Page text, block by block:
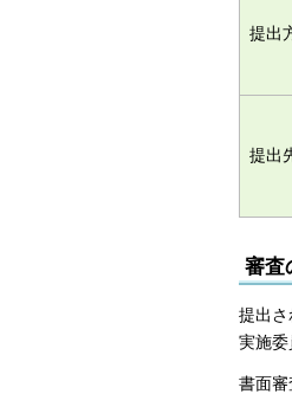
提出
提出
審査
提出
実施委
書面審